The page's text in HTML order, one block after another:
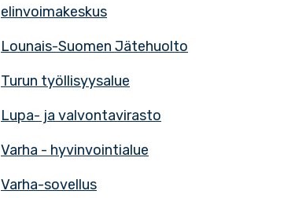
elinvoimakeskus
Lounais-Suomen Jätehuolto
Turun työllisyysalue
Lupa- ja valvontavirasto
Varha - hyvinvointialue
Varha-sovellus